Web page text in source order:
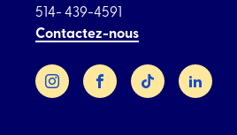
514- 439-4591
Contactez-nous
InstagramFacebookTikTok LinkedIn